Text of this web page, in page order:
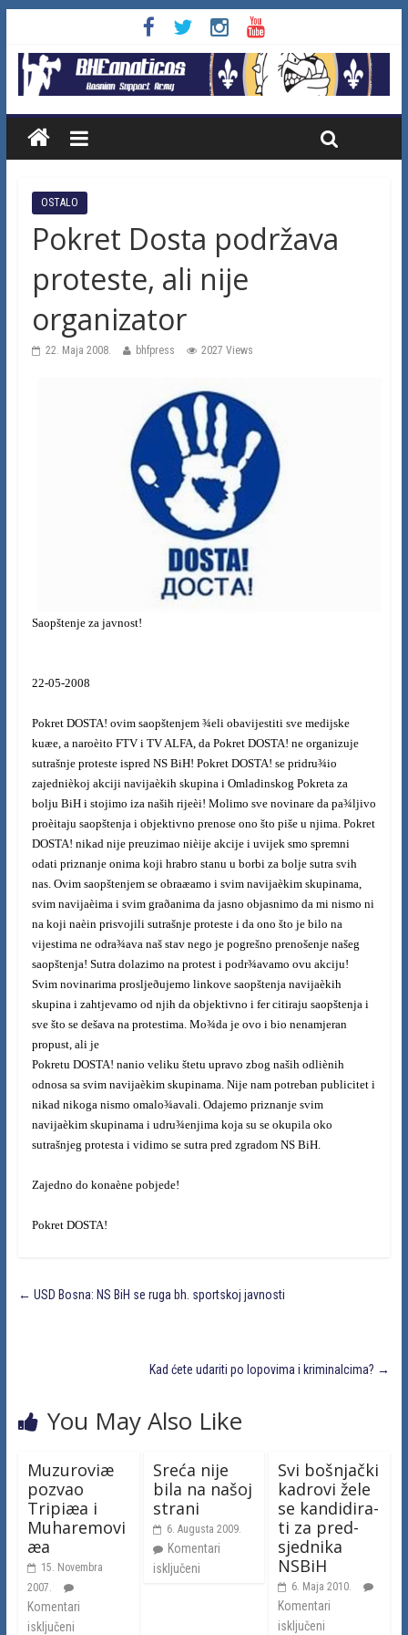
OSTALO
Pokret Dosta podržava
proteste, ali nije
organizator
22. Maja 2008. bhfpress 2027 Views
Saopštenje za javnost!
22-05-2008
Pokret DOSTA! ovim saopštenjem ¾eli obavijestiti sve medijske
kuæe, a naroèito FTV i TV ALFA, da Pokret DOSTA! ne organizuje
sutrašnje proteste ispred NS BiH! Pokret DOSTA! se pridru¾io
zajednièkoj akciji navijaèkih skupina i Omladinskog Pokreta za
bolju BiH i stojimo iza naših rijeèi! Molimo sve novinare da pa¾ljivo
proèitaju saopštenja i objektivno prenose ono što piše u njima. Pokret
DOSTA! nikad nije preuzimao nièije akcije i uvijek smo spremni
odati priznanje onima koji hrabro stanu u borbi za bolje sutra svih
nas. Ovim saopštenjem se obraæamo i svim navijaèkim skupinama,
svim navijaèima i svim graðanima da jasno objasnimo da mi nismo ni
na koji naèin prisvojili sutrašnje proteste i da ono što je bilo na
vijestima ne odra¾ava naš stav nego je pogrešno prenošenje našeg
saopštenja! Sutra dolazimo na protest i podr¾avamo ovu akciju!
Svim novinarima prosljeðujemo linkove saopštenja navijaèkih
skupina i zahtjevamo od njih da objektivno i fer citiraju saopštenja i
sve što se dešava na protestima. Mo¾da je ovo i bio nenamjeran
propust, ali je
Pokretu DOSTA! nanio veliku štetu upravo zbog naših odliènih
odnosa sa svim navijaèkim skupinama. Nije nam potreban publicitet i
nikad nikoga nismo omalo¾avali. Odajemo priznanje svim
navijaèkim skupinama i udru¾enjima koja su se okupila oko
sutrašnjeg protesta i vidimo se sutra pred zgradom NS BiH.
Zajedno do konaène pobjede!
Pokret DOSTA!
← USD Bosna: NS BiH se ruga bh. sportskoj javnosti
Kad ćete udariti po lopovima i kriminalcima? →
You May Also Like
Muzuroviæ
pozvao
Tripiæa i
Muharemovi
æa
15. Novembra
2007.
Komentari
isključeni
Sreća nije
bila na našoj
strani
6. Augusta 2009.
Komentari
isključeni
Svi bošnjački
ka­dro­vi žele
se kan­di­di­ra­
ti za pred­
sje­dni­ka
NSBiH
6. Maja 2010.
Komentari
isključeni